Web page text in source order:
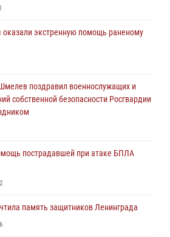
1
экстренную помощь раненому
поздравил военнослужащих и
собственной безопасности Росгвардии
пострадавшей при атаке БПЛА
2
память защитников Ленинграда
6